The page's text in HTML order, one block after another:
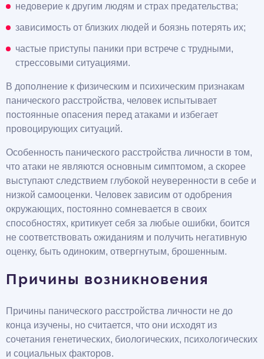
недоверие к другим людям и страх предательства;
зависимость от близких людей и боязнь потерять их;
частые приступы паники при встрече с трудными,
стрессовыми ситуациями.
В дополнение к физическим и психическим признакам
панического расстройства, человек испытывает
постоянные опасения перед атаками и избегает
провоцирующих ситуаций.
Особенность панического расстройства личности в том,
что атаки не являются основным симптомом, а скорее
выступают следствием глубокой неуверенности в себе и
низкой самооценки. Человек зависим от одобрения
окружающих, постоянно сомневается в своих
способностях, критикует себя за любые ошибки, боится
не соответствовать ожиданиям и получить негативную
оценку, быть одиноким, отвергнутым, брошенным.
Причины возникновения
Причины панического расстройства личности не до
конца изучены, но считается, что они исходят из
сочетания генетических, биологических, психологических
и социальных факторов.